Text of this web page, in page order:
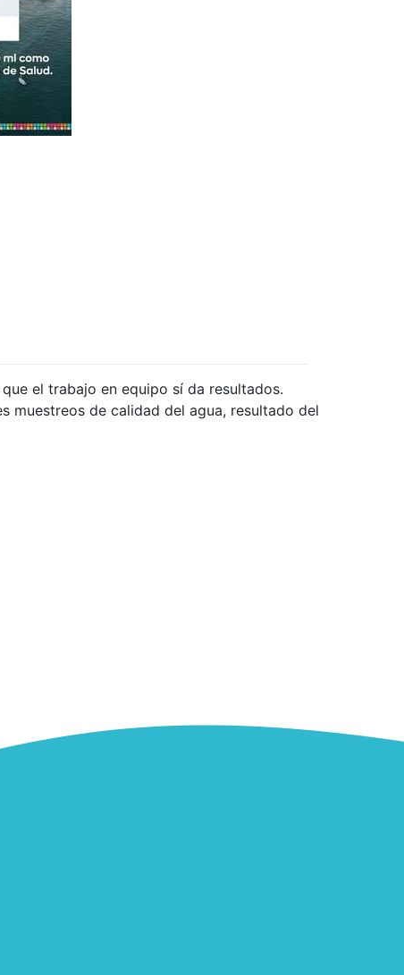
el trabajo en equipo sí da resultados.
muestreos de calidad del agua, resultado del